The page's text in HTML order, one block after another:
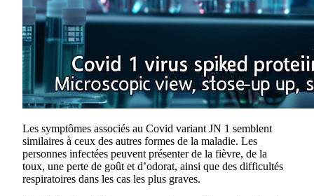
Les symptômes associés au Covid variant JN 1 semblent
similaires à ceux des autres formes de la maladie. Les
personnes infectées peuvent présenter de la fièvre, de la
toux, une perte de goût et d’odorat, ainsi que des difficultés
respiratoires dans les cas les plus graves.